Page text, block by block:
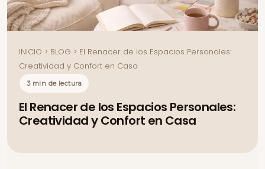
INICIO > BLOG > El Renacer de los Espacios Personales:
Creatividad y Confort en Casa
3 min de lectura
El Renacer de los Espacios Personales:
Creatividad y Confort en Casa